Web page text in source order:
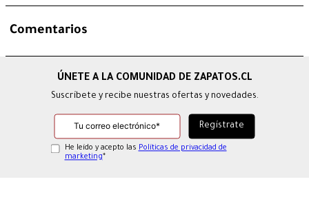
Comentarios
Suscríbete y recibe nuestras ofertas y novedades.
He leído y acepto las Políticas de privacidad de
marketing*